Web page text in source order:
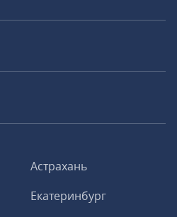
Астрахань
Екатеринбург